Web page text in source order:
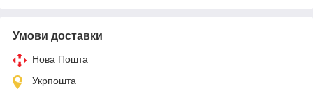
Умови доставки
Нова Пошта
Укрпошта